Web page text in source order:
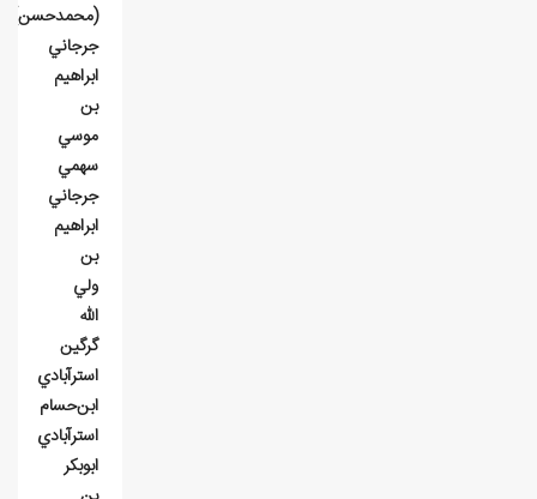
(محمدحسن)
جرجاني
ابراهيم
بن
موسي
سهمي
جرجاني
ابراهيم
بن
ولي
الله
گرگين
استرآبادي
ابن‌حسام
استرآبادي
ابوبکر